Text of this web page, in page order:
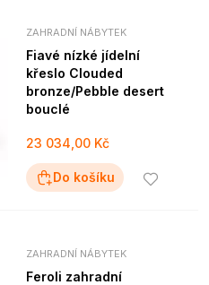
ZAHRADNÍ NÁBYTEK
Fiavé nízké jídelní
křeslo Clouded
bronze/Pebble desert
bouclé
23 034,00 Kč
Do košíku
ZAHRADNÍ NÁBYTEK
Feroli zahradní